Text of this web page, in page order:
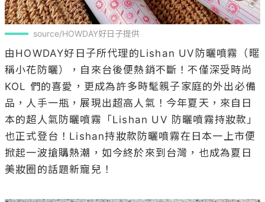
source/HOWDAY好日子提供
由HOWDAY好日子所代理的Lishan UV防曬噴霧（暱
稱小花防曬），自來台後便熱銷不斷！不僅深受時尚
KOL 們的喜愛，更成為許多時髦親子家庭的外出必備
品，人手一瓶，展現出超高人氣！今年夏天，來自日
本的超人氣防曬噴霧「Lishan UV 防曬噴霧持妝款」
也正式登台！Lishan持妝款防曬噴霧在日本一上市便
掀起一波搶購熱潮，如今終於來到台灣，也成為夏日
美妝圈的話題新寵兒！